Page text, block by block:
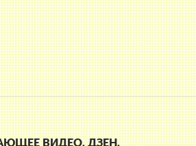
ВИДЕО. ДЗЕН.